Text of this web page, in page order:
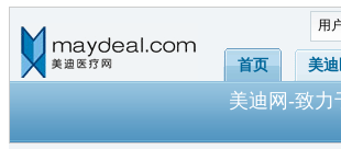
用
首页 美
美迪网-致